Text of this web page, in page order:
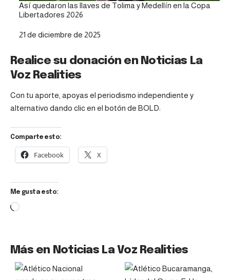
Así quedaron las llaves de Tolima y Medellín en la Copa
Libertadores 2026
Fecha
21 de diciembre de 2025
Realice su donación en Noticias La
Voz Realities
Con tu aporte, apoyas el periodismo independiente y
alternativo dando clic en el botón de BOLD:
Comparte esto:
Facebook X
Me gusta esto:
Más en Noticias La Voz Realities